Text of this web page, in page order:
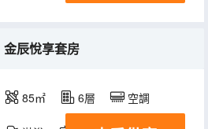
金辰悅享套房
85㎡ 6層 空調